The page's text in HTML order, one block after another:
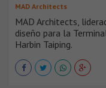
MAD Architects
MAD Architects,
diseño para la
Harbin Taiping.